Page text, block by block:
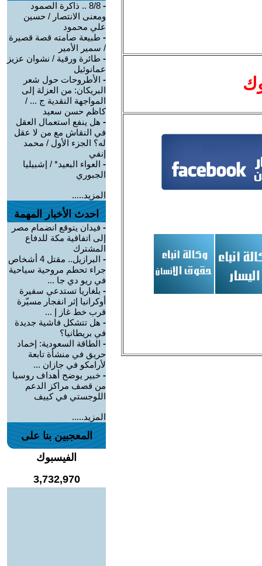
-
8/8 .. ذاكرة الصمود
ومعنى الانتصار / حسين
علي محمود
- طبيعة صامته قصة قصيرة
/ سمير الأمير
- طائرة ورقية / نشوان عزيز
عمانوئيل
- الأطروحات حول شعر
البريكان: من العزلة إلى
المواجهة النقدية ج ... /
كاظم حسن سعيد
- هل ينفع استعمال العقل
في النقاش مع من لا عقل
له؟ الجزء الأول / محمد
إنفي
- العواء البعيد* / إشبيليا
الجبوري
المزيد.....
احدث الأخبار المهمة
- فيدان يتوقع انضمام مصر
إلى اتفاقية مكة للدفاع
المشترك
-
البرازيل.. مقتل 4 أشخاص
جراء تحطم مروحية سياحية
في ريو دي جا ...
- بلغاريا تستدعي سفيرة
أوكرانيا إثر انفجار مسيّرة
قرب خط غاز إ ...
- هل تتشكل فاشية جديدة
في بريطانيا؟
- الطاقة السعودية: إخماد
حريق في منشأة تابعة
لأرامكو في جازان ...
- خبير يوضح أهداف روسيا
من قصف مراكز الدعم
اللوجستي في كييف
المزيد.....
المعجبين بنا على
الفيسبوك
3,732,970